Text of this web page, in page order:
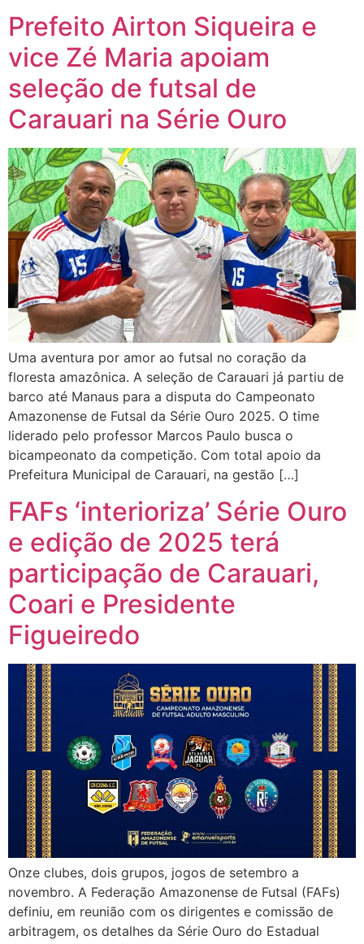
Prefeito Airton Siqueira e
vice Zé Maria apoiam
seleção de futsal de
Carauari na Série Ouro
Uma aventura por amor ao futsal no coração da
floresta amazônica. A seleção de Carauari já partiu de
barco até Manaus para a disputa do Campeonato
Amazonense de Futsal da Série Ouro 2025. O time
liderado pelo professor Marcos Paulo busca o
bicampeonato da competição. Com total apoio da
Prefeitura Municipal de Carauari, na gestão […]
FAFs ‘interioriza’ Série Ouro
e edição de 2025 terá
participação de Carauari,
Coari e Presidente
Figueiredo
Onze clubes, dois grupos, jogos de setembro a
novembro. A Federação Amazonense de Futsal (FAFs)
definiu, em reunião com os dirigentes e comissão de
arbitragem, os detalhes da Série Ouro do Estadual